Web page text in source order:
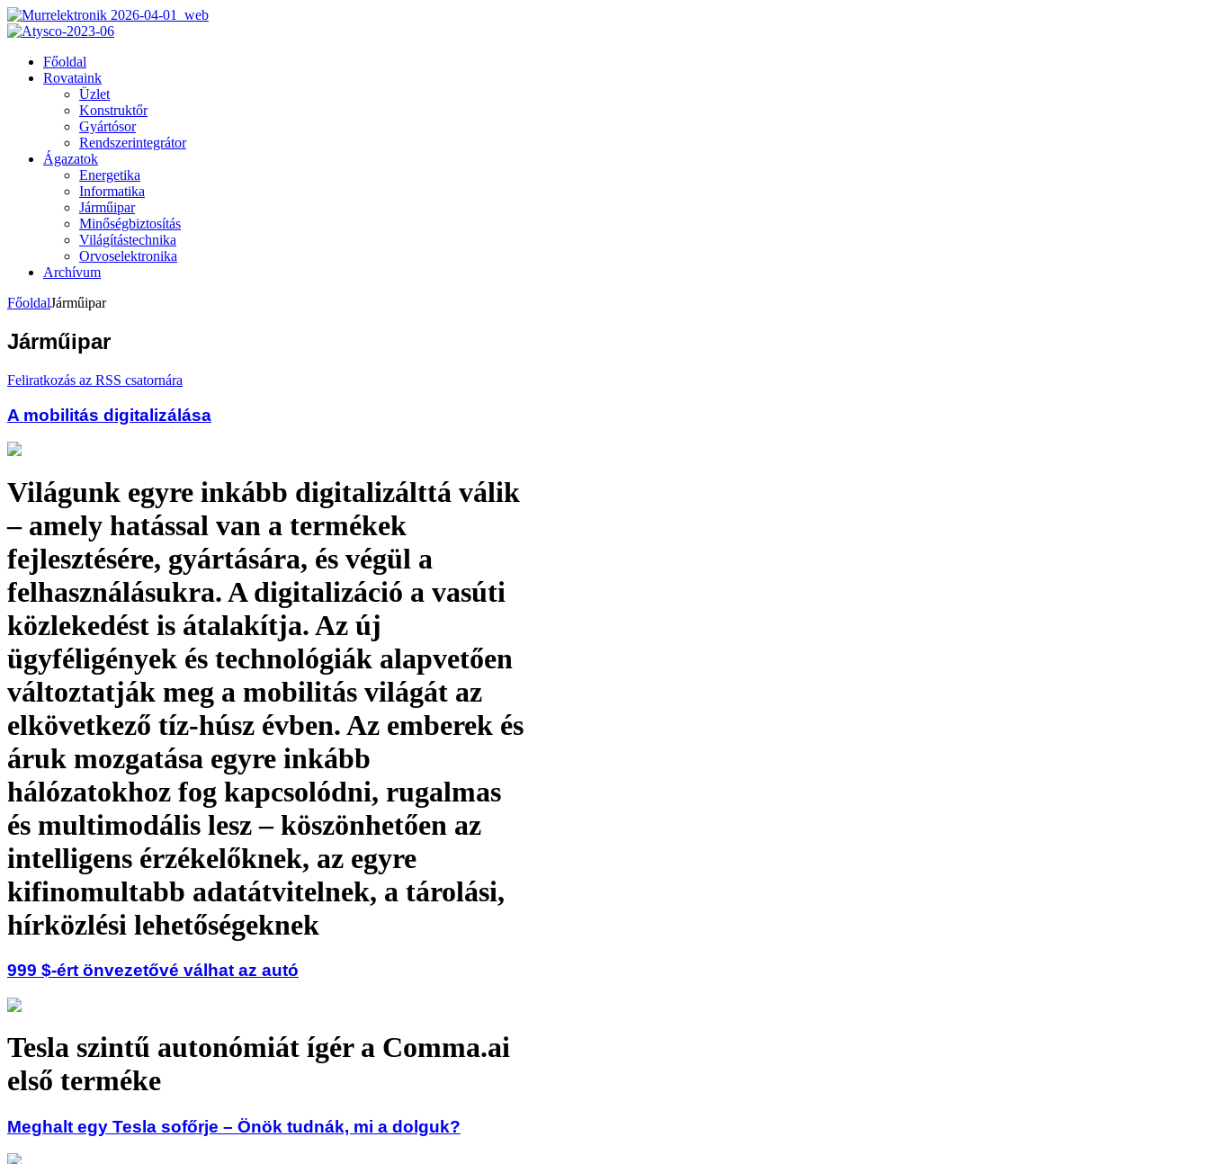
Főoldal
Rovataink
Üzlet
Konstruktőr
Gyártósor
Rendszerintegrátor
Ágazatok
Energetika
Informatika
Járműipar
Minőségbiztosítás
Világítástechnika
Orvoselektronika
Archívum
FőoldalJárműipar
Járműipar
Feliratkozás az RSS csatornára
A mobilitás digitalizálása
Világunk egyre inkább digitalizálttá válik
– amely hatással van a termékek
fejlesztésére, gyártására, és végül a
felhasználásukra. A digitalizáció a vasúti
közlekedést is átalakítja. Az új
ügyféligények és technológiák alapvetően
változtatják meg a mobilitás világát az
elkövetkező tíz-húsz évben. Az emberek és
áruk mozgatása egyre inkább
hálózatokhoz fog kapcsolódni, rugalmas
és multimodális lesz – köszönhetően az
intelligens érzékelőknek, az egyre
kifinomultabb adatátvitelnek, a tárolási,
hírközlési lehetőségeknek
999 $-ért önvezetővé válhat az autó
Tesla szintű autonómiát ígér a Comma.ai
első terméke
Meghalt egy Tesla sofőrje – Önök tudnák, mi a dolguk?